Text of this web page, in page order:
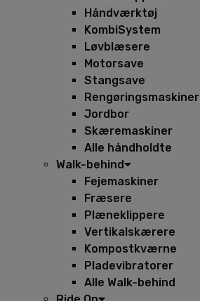
Håndværktøj
KombiSystem
Løvblæsere
Motorsave
Stangsave
Rengøringsmaskiner
Jordbor
Skæremaskiner
Alle håndholdte
Walk-behind
Fejemaskiner
Fræsere
Plæneklippere
Vertikalskærere
Kompostkværne
Pladevibratorer
Alle Walk-behind